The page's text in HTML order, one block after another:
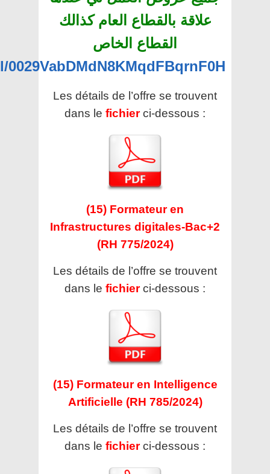
علاقة بالقطاع العام كذالك
القطاع الخاص
Les détails de l’offre se trouvent
dans le fichier ci-dessous :
(15) Formateur en
Infrastructures digitales-Bac+2
(RH 775/2024)
Les détails de l’offre se trouvent
dans le fichier ci-dessous :
(15) Formateur en Intelligence
Artificielle (RH 785/2024)
Les détails de l’offre se trouvent
dans le fichier ci-dessous :